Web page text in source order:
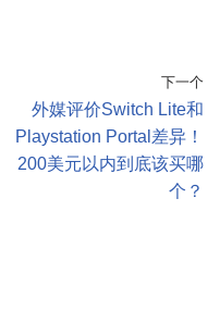
下一个
外媒评价Switch Lite和
Playstation Portal差异！
200美元以内到底该买哪
个？